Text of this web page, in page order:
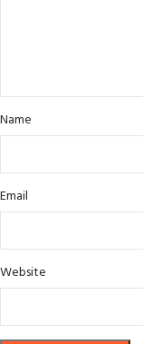
Name
Email
Website